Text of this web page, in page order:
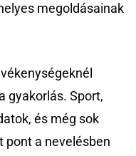
megoldásainak
gyakorlás. Sport,
és még sok
pont a nevelésben